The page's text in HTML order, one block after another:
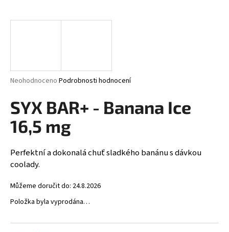
Průměrné
produktu
je
0,0
hvězdiček.
Neohodnoceno Podrobnosti hodnocení
SYX BAR+ - Banana Ice
16,5 mg
Perfektní a dokonalá chuť sladkého banánu s dávkou
coolady.
Můžeme doručit do: 24.8.2026
Položka byla vyprodána…
D
p
o
r